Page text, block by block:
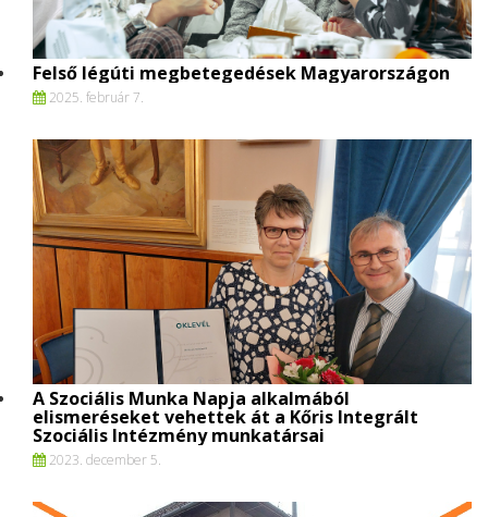
Felső légúti megbetegedések Magyarországon
2025. február 7.
A Szociális Munka Napja alkalmából
elismeréseket vehettek át a Kőris Integrált
Szociális Intézmény munkatársai
2023. december 5.